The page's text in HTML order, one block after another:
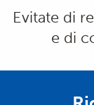
Evitate di
e di